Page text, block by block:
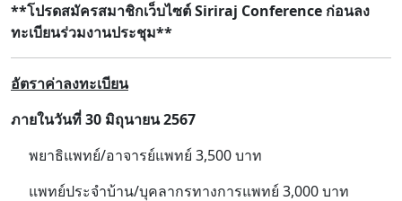
**โปรดสมัครสมาชิกเว็บไซต์ Siriraj Conference ก่อนลง
ทะเบียนร่วมงานประชุม**
อัตราค่าลงทะเบียน
ภายในวันที่ 30 มิถุนายน 2567
พยาธิแพทย์/อาจารย์แพทย์ 3,500 บาท
แพทย์ประจำบ้าน/บุคลากรทางการแพทย์ 3,000 บาท